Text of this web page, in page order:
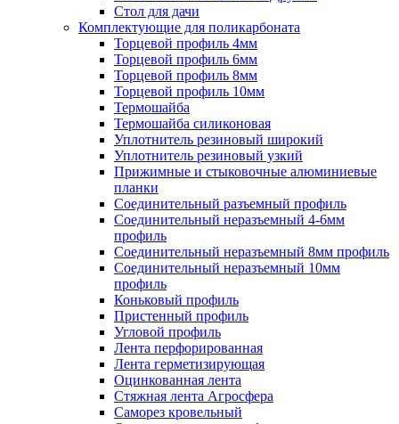
Стол для дачи
Комплектующие для поликарбоната
Торцевой профиль 4мм
Торцевой профиль 6мм
Торцевой профиль 8мм
Торцевой профиль 10мм
Термошайба
Термошайба силиконовая
Уплотнитель резиновый широкий
Уплотнитель резиновый узкий
Прижимные и стыковочные алюминиевые
планки
Соединительный разъемный профиль
Соединительный неразъемный 4-6мм
профиль
Соединительный неразъемный 8мм профиль
Соединительный неразъемный 10мм
профиль
Коньковый профиль
Пристенный профиль
Угловой профиль
Лента перфорированная
Лента герметизирующая
Оцинкованная лента
Стяжная лента Агросфера
Саморез кровельный